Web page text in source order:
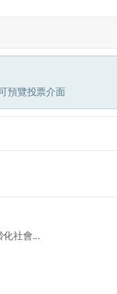
預覽投票介面
化社會...